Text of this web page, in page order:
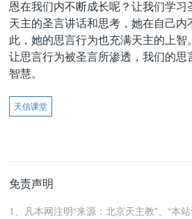
恩在我们内不断成长呢？让我们学习
天主的圣言讲话和思考，她在自己内
此，她的思言行为也充满天主的上智
让思言行为被圣言所渗透，我们的思
智慧。
天信课堂
免责声明
1、凡本网注明“来源：北京天主教”、“本